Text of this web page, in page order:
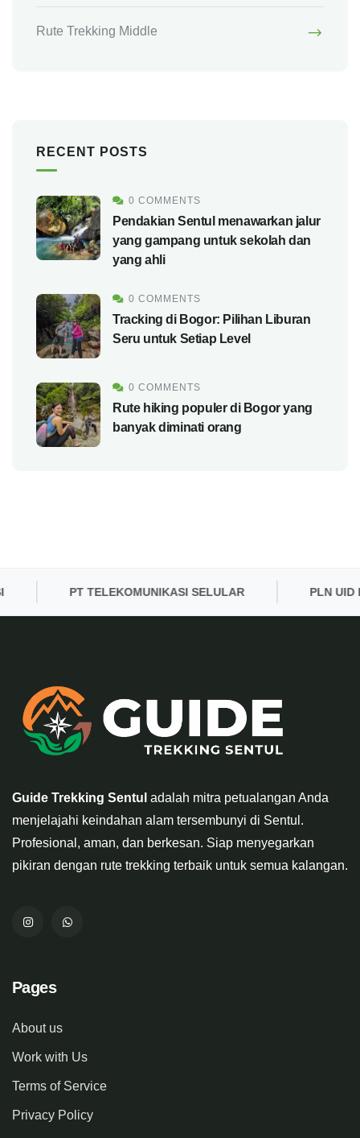
Rute Trekking Middle
RECENT POSTS
0 COMMENTS
Pendakian Sentul menawarkan jalur
yang gampang untuk sekolah dan
yang ahli
0 COMMENTS
Tracking di Bogor: Pilihan Liburan
Seru untuk Setiap Level
0 COMMENTS
Rute hiking populer di Bogor yang
banyak diminati orang
PT TELEKOMUNIKASI SELULAR PLN UID
Guide Trekking Sentul adalah mitra petualangan Anda
menjelajahi keindahan alam tersembunyi di Sentul.
Profesional, aman, dan berkesan. Siap menyegarkan
pikiran dengan rute trekking terbaik untuk semua kalangan.
Pages
About us
Work with Us
Terms of Service
Privacy Policy